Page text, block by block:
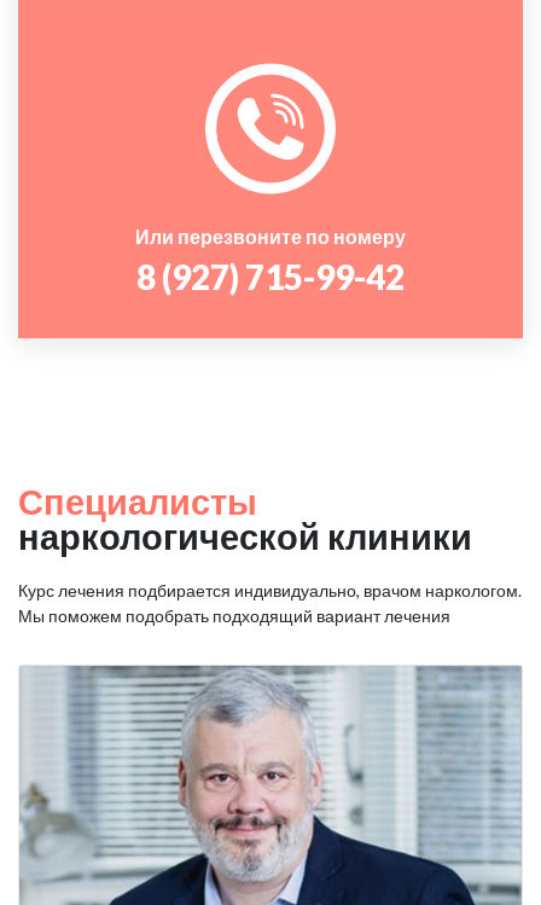
Или перезвоните по номеру
8 (927) 715-99-42
Специалисты
наркологической клиники
Курс лечения подбирается индивидуально, врачом наркологом.
Мы поможем подобрать подходящий вариант лечения